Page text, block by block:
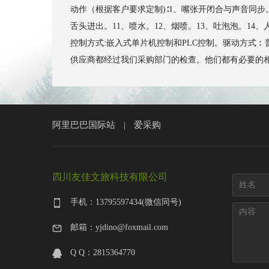
动作（根据客户要求定制)∶1、嘴张开闭合与声音同
舌头进出。11、喷水。12、烟喷。13、吐泡泡。14
控制方式:嵌入式单片机控制和PLC控制。驱动方式
供应商都经过我们采购部门的检查。他们都有必要的
阿里巴巴国际站 爱采购
四川友佳文旅科技有限公司
手机：13795597434(微信同号)
邮箱：yjdino@foxmail.com
Q Q：2815364770